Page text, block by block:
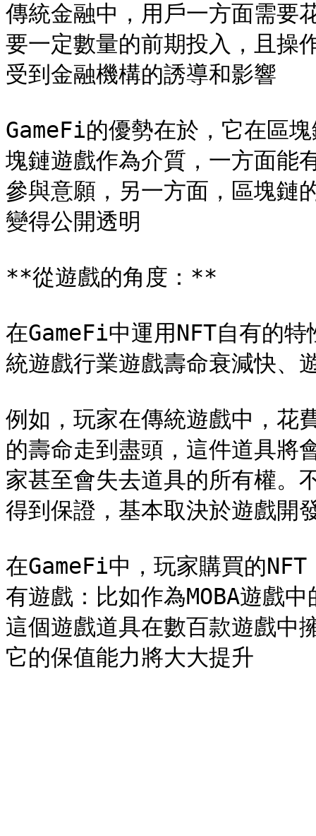
傳統金融中，用戶一方面需要
要一定數量的前期投入，且操
受到金融機構的誘導和影響
GameFi的優勢在於，它在區
塊鏈遊戲作為介質，一方面能
參與意願，另一方面，區塊鏈
變得公開透明
**從遊戲的角度：**
在GameFi中運用NFT自有的
統遊戲行業遊戲壽命衰減快、
例如，玩家在傳統遊戲中，花
的壽命走到盡頭，這件道具將
家甚至會失去道具的所有權。
得到保證，基本取決於遊戲開
在GameFi中，玩家購買的
有遊戲：比如作為MOBA遊戲
這個遊戲道具在數百款遊戲中